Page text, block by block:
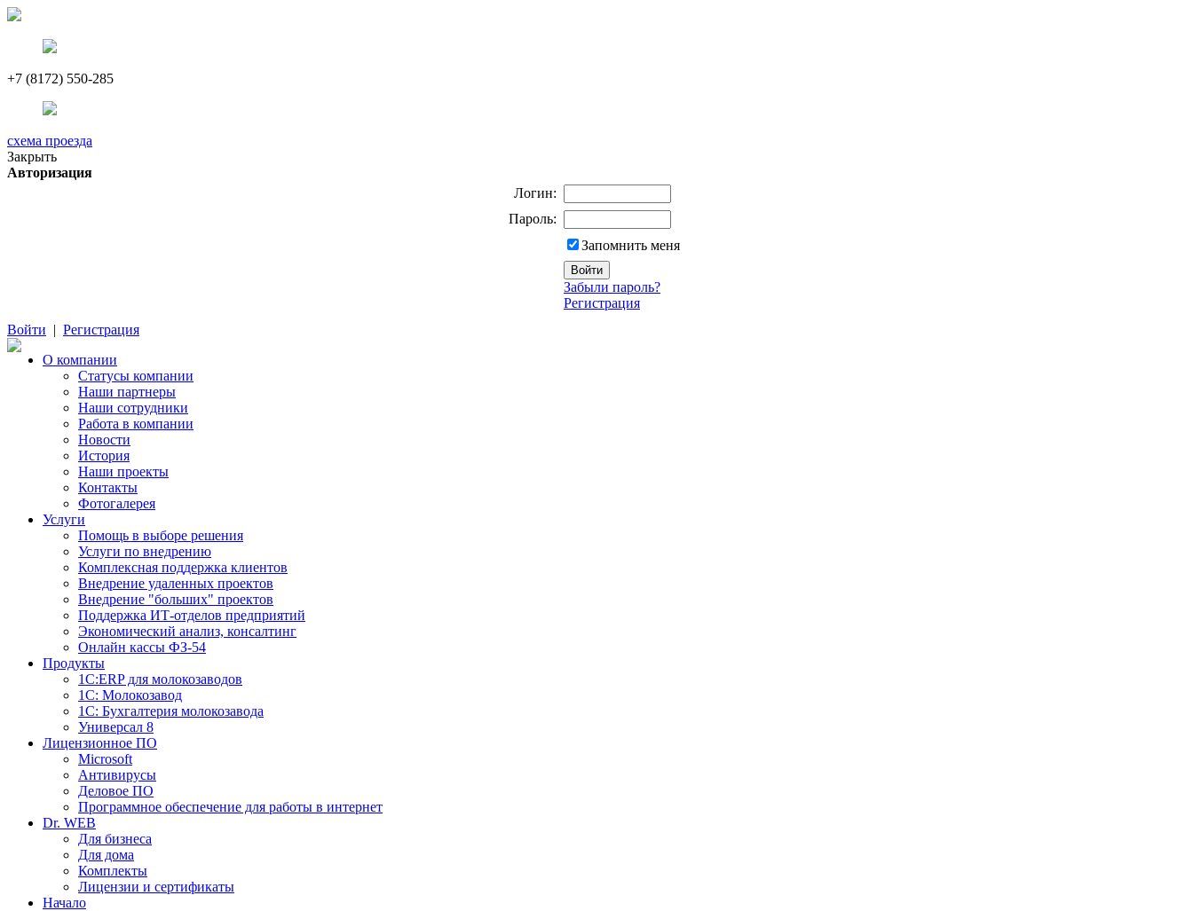
+7 (8172) 550-285
схема проезда
Закрыть
Авторизация
Логин:
Пароль:
Запомнить меня
Забыли пароль?
Регистрация
Войти | Регистрация
О компании
Cтатусы компании
Наши партнеры
Наши сотрудники
Работа в компании
Новости
История
Наши проекты
Контакты
Фотогалерея
Услуги
Помощь в выборе решения
Услуги по внедрению
Комплексная поддержка клиентов
Внедрение удаленных проектов
Внедрение "больших" проектов
Поддержка ИТ-отделов предприятий
Экономический анализ, консалтинг
Онлайн кассы ФЗ-54
Продукты
1С:ERP для молокозаводов
1C: Молокозавод
1С: Бухгалтерия молокозавода
Универсал 8
Лицензионное ПО
Microsoft
Антивирусы
Деловое ПО
Программное обеспечение для работы в интернет
Dr. WEB
Для бизнеса
Для дома
Комплекты
Лицензии и сертификаты
Начало